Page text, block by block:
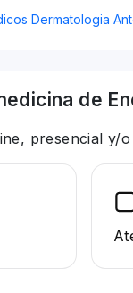
Dermatologia
de
presencial y/